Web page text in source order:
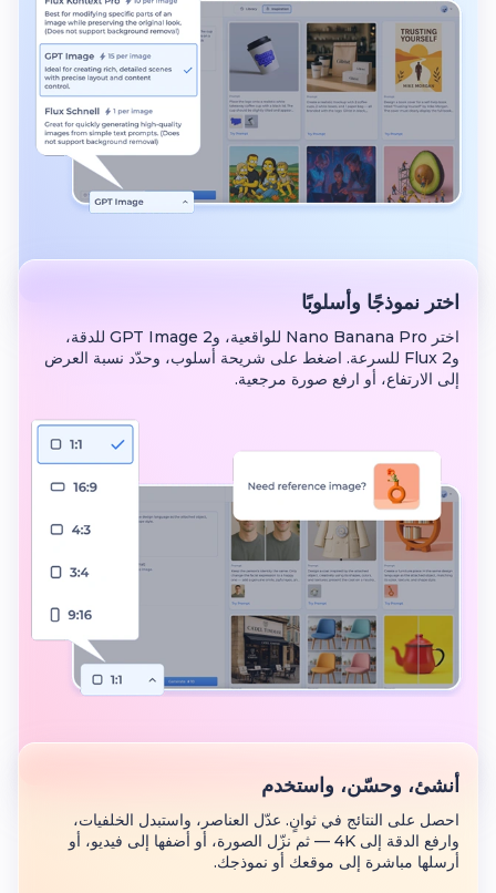
اختر نموذجًا وأسلوبًا
اختر Nano Banana Pro للواقعية، وGPT Image 2 للدقة،
وFlux 2 للسرعة. اضغط على شريحة أسلوب، وحدّد نسبة العرض
إلى الارتفاع، أو ارفع صورة مرجعية.
أنشئ، وحسّن، واستخدم
احصل على النتائج في ثوانٍ. عدّل العناصر، واستبدل الخلفيات،
وارفع الدقة إلى 4K — ثم نزّل الصورة، أو أضفها إلى فيديو، أو
أرسلها مباشرة إلى موقعك أو نموذجك.